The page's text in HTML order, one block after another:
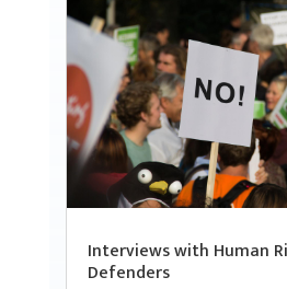
Interviews with Human
Defenders